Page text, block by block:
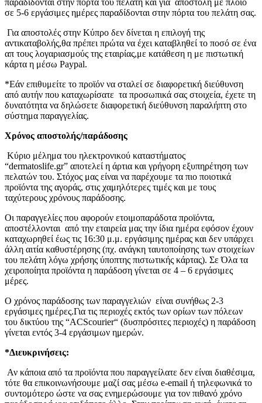
σε 5-6 εργάσιμες ημέρες παραδίδονται στην πόρτα του πελάτη σας.
Για αποστολές στην Κύπρο δεν δίνεται η επιλογή της
αντικαταβολής,θα πρέπει πρώτα να έχει καταβληθεί το ποσό σε ένα
απ τους λογαριασμούς της εταιρίας,με κατάθεση η με πιστωτική
κάρτα η μέσω Paypal.
*Εάν επιθυμείτε το προϊόν να σταλεί σε διαφορετική διεύθυνση
από αυτήν που καταχωρίσατε τα προσωπικά σας στοιχεία, έχετε τη
δυνατότητα να δηλώσετε διαφορετική διεύθυνση παραλήπτη στο
σύστημα παραγγελίας.
Χρόνος αποστολής/παράδοσης
Κύριο μέλημα του ηλεκτρονικού καταστήματος
“dermatoslife.gr” αποτελεί η άρτια και γρήγορη εξυπηρέτηση των
πελατών του. Στόχος μας είναι να παρέχουμε τα πιο ποιοτικά
προϊόντα της αγοράς, στις χαμηλότερες τιμές και με τους
ταχύτερους χρόνους παράδοσης.
Οι παραγγελίες που αφορούν ετοιμοπαράδοτα προϊόντα,
αποστέλλονται από την εταιρεία μας την ίδια ημέρα εφόσον έχουν
καταχωρηθεί έως τις 16:30 μ.μ. εργάσιμης ημέρας και δεν υπάρχει
άλλη αιτία καθυστέρησης (πχ. ανάγκη ταυτοποίησης των στοιχείων
του πελάτη λόγω χρήσης ύποπτης πιστωτικής κάρτας). Σε Όλα τα
χειροποίητα προϊόντα η παράδοση γίνεται σε 4 – 6 εργάσιμες
μέρες.
Ο χρόνος παράδοσης των παραγγελιών είναι συνήθως 2-3
εργάσιμες ημέρες.Για τις περιοχές εκτός των ορίων των πόλεων
του δικτύου της “ACScourier“ (δυσπρόσιτες περιοχές) η παράδοση
γίνεται εντός 3-4 εργάσιμων ημερών.
*Διευκρινήσεις:
Αν κάποια από τα προϊόντα που παραγγείλατε δεν είναι διαθέσιμα,
τότε θα επικοινωνήσουμε μαζί σας μέσω e-email ή τηλεφωνικά το
συντομότερο ώστε να σας ενημερώσουμε για τον πιθανό χρόνο